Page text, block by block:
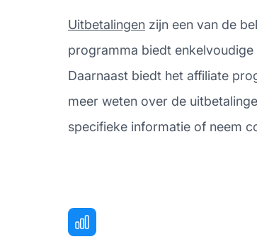
Uitbetalingen zijn een van de
programma biedt
Daarnaast biedt het affiliate
meer weten over de
specifieke informatie of neem